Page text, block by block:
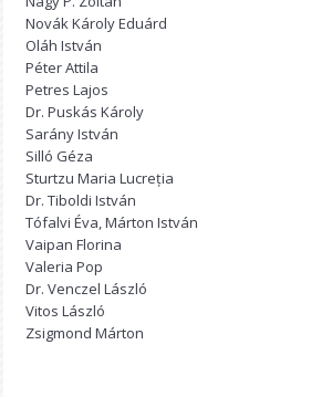
Novák Károly Eduárd
Oláh István
Péter Attila
Petres Lajos
Dr. Puskás Károly
Sarány István
Silló Géza
Sturtzu Maria Lucreția
Dr. Tiboldi István
Tófalvi Éva, Márton István
Vaipan Florina
Valeria Pop
Dr. Venczel László
Vitos László
Zsigmond Márton